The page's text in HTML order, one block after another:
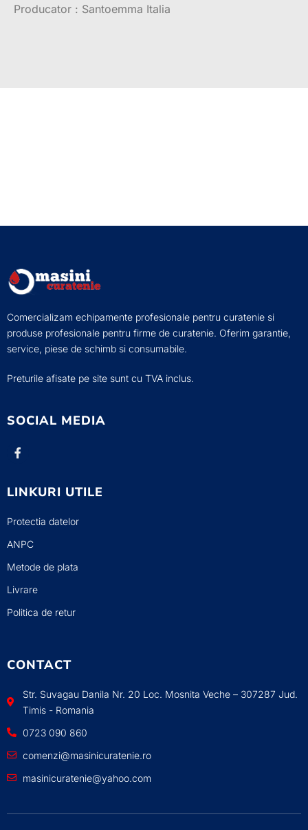
Producator : Santoemma Italia
Comercializam echipamente profesionale pentru curatenie si
produse profesionale pentru firme de curatenie. Oferim garantie,
service, piese de schimb si consumabile.
Preturile afisate pe site sunt cu TVA inclus.
SOCIAL MEDIA
LINKURI UTILE
Protectia datelor
ANPC
Metode de plata
Livrare
Politica de retur
CONTACT
Str. Suvagau Danila Nr. 20 Loc. Mosnita Veche – 307287 Jud.
Timis - Romania
0723 090 860
comenzi@masinicuratenie.ro
masinicuratenie@yahoo.com